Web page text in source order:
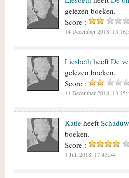
gelezen boeken.
Score :
14 December 2018,
Liesbeth heeft De
gelezen boeken.
Score :
14 December 2018,
Katie heeft
boeken.
Score :
1 Juli 2018, 17:43:54